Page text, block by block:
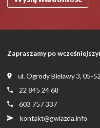
Zapraszamy po
ul. Ogrody Bielawy 3, 05-
22 845 24 68
603 757 337
kontakt@gwiazda.info